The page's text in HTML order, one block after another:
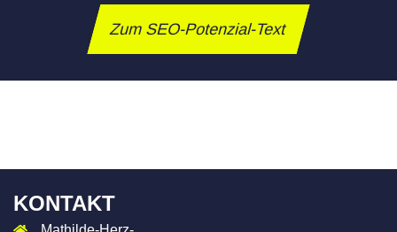
Zum SEO-Potenzial-Text
KONTAKT